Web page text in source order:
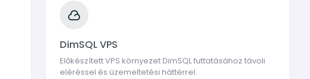
DimSQL VPS
Előkészített VPS környezet DimSQL futtatásához távoli
eléréssel és üzemeltetési háttérrel.